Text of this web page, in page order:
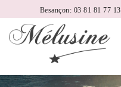
Besançon: 03 81 81 77 13